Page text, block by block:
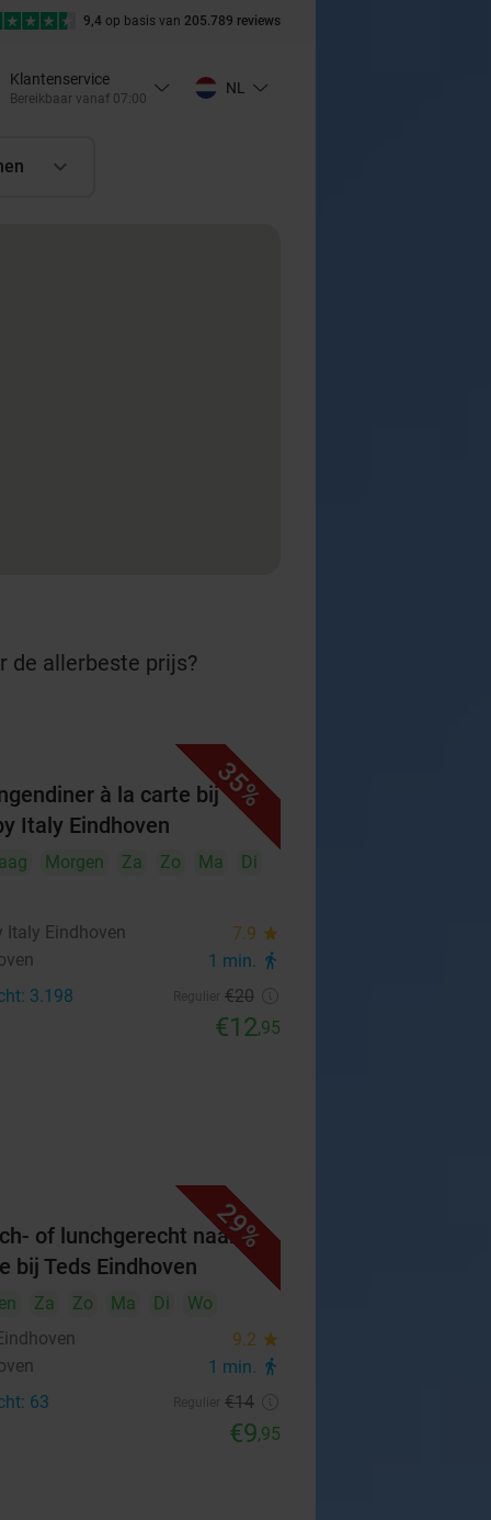
9,4 op basis van 205.789 reviews
Klantenservice
Bereikbaar vanaf 07:00
NL
de allerbeste prijs?
35%
à la carte bij
Italy Eindhoven
Morgen Za Zo Ma
Di
Italy Eindhoven
7.9 star
1 min. directions_walk
3.198 €20
€12,95
29%
of lunchgerecht naar
bij Teds Eindhoven
Za Zo Ma Di
Wo
9.2 star
1 min. directions_walk
63 €14
€9,95